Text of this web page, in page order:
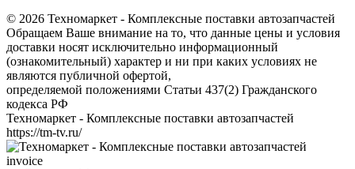
© 2026 Техномаркет - Комплексные поставки автозапчастей
Обращаем Ваше внимание на то, что данные цены и условия
доставки носят исключительно информационный
(ознакомительный) характер и ни при каких условиях не
являются публичной офертой,
определяемой положениями Статьи 437(2) Гражданского
кодекса РФ
Техномаркет - Комплексные поставки автозапчастей
https://tm-tv.ru/
invoice